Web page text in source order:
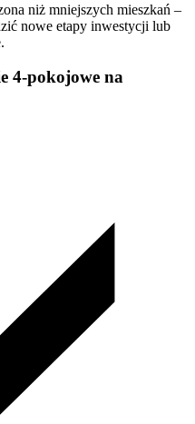
niż mniejszych mieszkań –
nowe etapy inwestycji lub
4-pokojowe na